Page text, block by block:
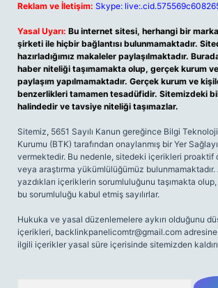
Reklam ve İletişim: Skype:
Yasal Uyarı: Bu internet sitesi, herhangi bir
şirketi ile hiçbir bağlantısı bulunmamaktadır.
hazırladığımız makaleler paylaşılmaktadır.
haber niteliği taşımamakta olup, gerçek kurum
paylaşım yapılmamaktadır. Gerçek kurum ve
benzerlikleri tamamen tesadüfidir. Sitemizdeki
halindedir ve tavsiye niteliği taşımazlar.
Sitemiz, 5651 Sayılı Kanun gereğince Bilgi
Kurumu (BTK) tarafından onaylanmış bir Yer
vermektedir. Bu nedenle, sitedeki içerikleri proaktif
veya araştırma yükümlülüğümüz
yazdıkları içeriklerin sorumluluğunu taşımakta
bu sorumluluğu kabul etmiş sayılırlar.
Hukuka ve yasal düzenlemelere aykırı olduğunu
içerikleri, backlinkpanelicomtr@gmail.com
ilgili içerikler yasal süre içerisinde sitemizden